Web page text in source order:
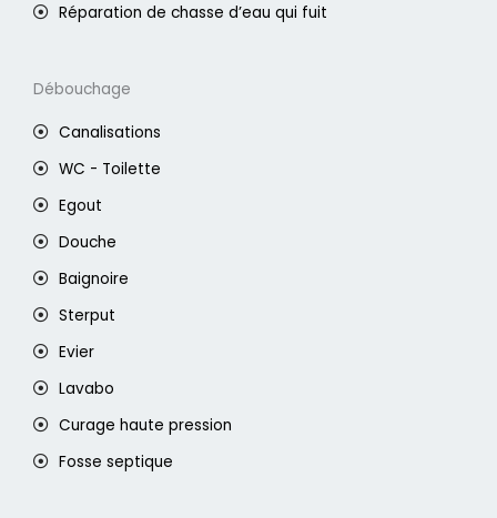
Réparation de chasse d’eau qui fuit
Débouchage
Canalisations
WC - Toilette
Egout
Douche
Baignoire
Sterput
Evier
Lavabo
Curage haute pression
Fosse septique